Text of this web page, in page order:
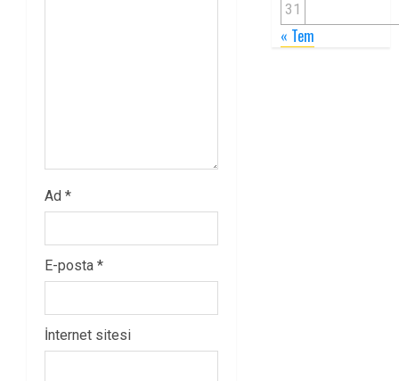
Ad *
E-posta *
İnternet sitesi
31
« Tem